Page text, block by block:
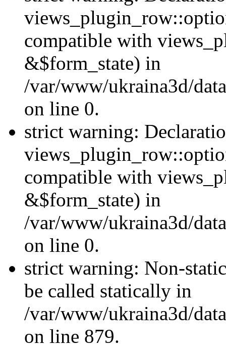
compatible with
&$form_state) in
/var/www/ukraina3d/
on line 0.
strict warning:
compatible with
&$form_state) in
/var/www/ukraina3d/
on line 0.
strict warning: Non-
be called statically in
/var/www/ukraina3d/
on line 879.